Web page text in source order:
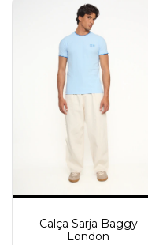
Calça Sarja Baggy
London